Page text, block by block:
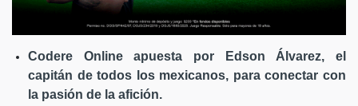
Codere Online apuesta por Edson Álvarez, el
capitán de todos los mexicanos, para conectar con
la pasión de la afición.